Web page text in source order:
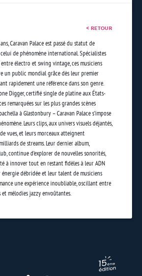
< RETOUR
Caravan Palace est passé du statut de
de phénomène international. Spécialistes
électro et swing vintage, ces musiciens
un public mondial grâce dès leur premier
rapidement une référence dans son genre.
Digger, certifié single de platine aux États-
remarquées sur les plus grandes scènes
à Glastonbury – Caravan Palace s’impose
Leurs clips, aux univers visuels déjantés,
vues, et leurs morceaux atteignent
de streams. Leur dernier album,
continue d’explorer de nouvelles sonorités,
à innover tout en restant fidèles à leur ADN
énergie débridée et leur talent de musiciens
une expérience inoubliable, oscillant entre
mélodies jazzy envoûtantes.